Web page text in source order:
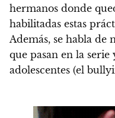
hermanos donde
habilitadas estas
Además, se habla de
que pasan en la serie
adolescentes (el